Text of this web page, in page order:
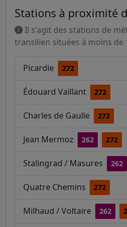
Stations à proximité
Il s'agit des stations de
transilien situées à moins de
Picardie 272
Édouard Vaillant 272
Charles de Gaulle 272
Jean Mermoz 262 272
Stalingrad / Masures 262
Quatre Chemins 272
Milhaud / Voltaire 262